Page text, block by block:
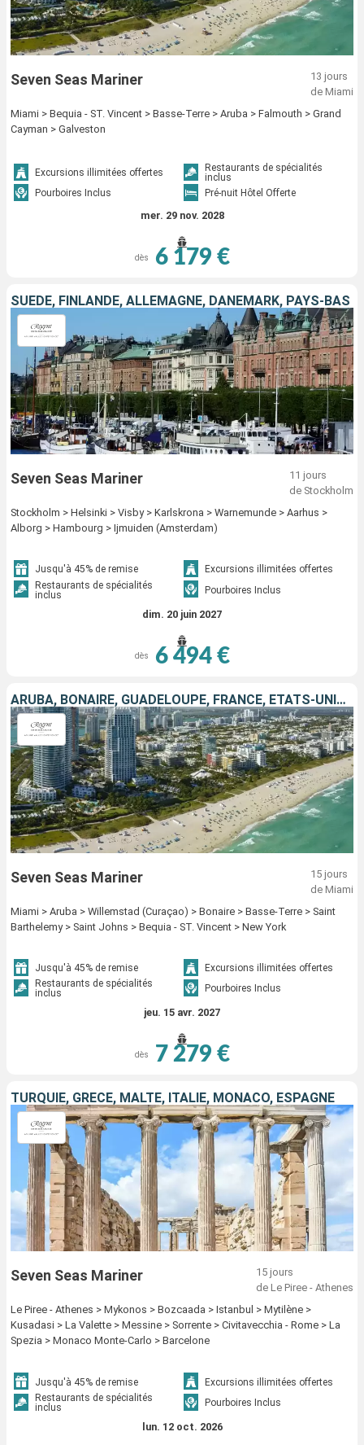
Seven Seas Mariner
13 jours
de Miami
Miami > Bequia - ST. Vincent > Basse-Terre > Aruba > Falmouth > Grand
Cayman > Galveston
Excursions illimitées offertes
Restaurants de spécialités
inclus
Pourboires Inclus
Pré-nuit Hôtel Offerte
mer. 29 nov. 2028
dès 6 179 €
SUÈDE, FINLANDE, ALLEMAGNE, DANEMARK, PAYS-BAS
Seven Seas Mariner
11 jours
de Stockholm
Stockholm > Helsinki > Visby > Karlskrona > Warnemunde > Aarhus >
Alborg > Hambourg > Ijmuiden (Amsterdam)
Jusqu'à 45% de remise
Excursions illimitées offertes
Restaurants de spécialités
inclus
Pourboires Inclus
dim. 20 juin 2027
dès 6 494 €
ARUBA, BONAIRE, GUADELOUPE, FRANCE, ÉTATS-UNIS, SAINT VINCENT-ET-LES-GRENADINES
Seven Seas Mariner
15 jours
de Miami
Miami > Aruba > Willemstad (Curaçao) > Bonaire > Basse-Terre > Saint
Barthelemy > Saint Johns > Bequia - ST. Vincent > New York
Jusqu'à 45% de remise
Excursions illimitées offertes
Restaurants de spécialités
inclus
Pourboires Inclus
jeu. 15 avr. 2027
dès 7 279 €
TURQUIE, GRÈCE, MALTE, ITALIE, MONACO, ESPAGNE
Seven Seas Mariner
15 jours
de Le Piree - Athenes
Le Piree - Athenes > Mykonos > Bozcaada > Istanbul > Mytilène >
Kusadasi > La Valette > Messine > Sorrente > Civitavecchia - Rome > La
Spezia > Monaco Monte-Carlo > Barcelone
Jusqu'à 45% de remise
Excursions illimitées offertes
Restaurants de spécialités
inclus
Pourboires Inclus
lun. 12 oct. 2026